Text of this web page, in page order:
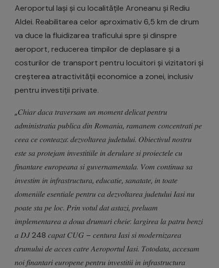
Aeroportul Iași și cu localitățile Aroneanu și Rediu
Aldei. Reabilitarea celor aproximativ 6,5 km de drum
va duce la fluidizarea traficului spre și dinspre
aeroport, reducerea timpilor de deplasare și a
costurilor de transport pentru locuitori și vizitatori și
creșterea atractivității economice a zonei, inclusiv
pentru investiții private.
„𝐶ℎ𝑖𝑎𝑟 𝑑𝑎𝑐𝑎‌ 𝑡𝑟𝑎𝑣𝑒𝑟𝑠𝑎‌𝑚 𝑢𝑛 𝑚𝑜𝑚𝑒𝑛𝑡 𝑑𝑒𝑙𝑖𝑐𝑎𝑡 𝑝𝑒𝑛𝑡𝑟𝑢
𝑎𝑑𝑚𝑖𝑛𝑖𝑠𝑡𝑟𝑎𝑡‌𝑖𝑎 𝑝𝑢𝑏𝑙𝑖𝑐𝑎‌ 𝑑𝑖𝑛 𝑅𝑜𝑚𝑎‌𝑛𝑖𝑎, 𝑟𝑎‌𝑚𝑎‌𝑛𝑒𝑚 𝑐𝑜𝑛𝑐𝑒𝑛𝑡𝑟𝑎𝑡‌𝑖 𝑝𝑒
𝑐𝑒𝑒𝑎 𝑐𝑒 𝑐𝑜𝑛𝑡𝑒𝑎𝑧𝑎‌: 𝑑𝑒𝑧𝑣𝑜𝑙𝑡𝑎𝑟𝑒𝑎 𝑗𝑢𝑑𝑒𝑡‌𝑢𝑙𝑢𝑖. 𝑂𝑏𝑖𝑒𝑐𝑡𝑖𝑣𝑢𝑙 𝑛𝑜𝑠𝑡𝑟𝑢
𝑒𝑠𝑡𝑒 𝑠𝑎‌ 𝑝𝑟𝑜𝑡𝑒𝑗𝑎‌𝑚 𝑖𝑛𝑣𝑒𝑠𝑡𝑖𝑡‌𝑖𝑖𝑙𝑒 𝑖‌𝑛 𝑑𝑒𝑟𝑢𝑙𝑎𝑟𝑒 𝑠‌𝑖 𝑝𝑟𝑜𝑖𝑒𝑐𝑡𝑒𝑙𝑒 𝑐𝑢
𝑓𝑖𝑛𝑎𝑛𝑡‌𝑎𝑟𝑒 𝑒𝑢𝑟𝑜𝑝𝑒𝑎𝑛𝑎‌ 𝑠‌𝑖 𝑔𝑢𝑣𝑒𝑟𝑛𝑎𝑚𝑒𝑛𝑡𝑎𝑙𝑎‌. 𝑉𝑜𝑚 𝑐𝑜𝑛𝑡𝑖𝑛𝑢𝑎 𝑠𝑎‌
𝑖𝑛𝑣𝑒𝑠𝑡𝑖𝑚 𝑖‌𝑛 𝑖𝑛𝑓𝑟𝑎𝑠𝑡𝑟𝑢𝑐𝑡𝑢𝑟𝑎‌, 𝑒𝑑𝑢𝑐𝑎𝑡‌𝑖𝑒, 𝑠𝑎‌𝑛𝑎‌𝑡𝑎𝑡𝑒, 𝑖‌𝑛 𝑡𝑜𝑎𝑡𝑒
𝑑𝑜𝑚𝑒𝑛𝑖𝑖𝑙𝑒 𝑒𝑠𝑒𝑛𝑡‌𝑖𝑎𝑙𝑒 𝑝𝑒𝑛𝑡𝑟𝑢 𝑐𝑎‌ 𝑑𝑒𝑧𝑣𝑜𝑙𝑡𝑎𝑟𝑒𝑎 𝑗𝑢𝑑𝑒𝑡‌𝑢𝑙𝑢𝑖 𝐼𝑎𝑠‌𝑖 𝑛𝑢
𝑝𝑜𝑎𝑡𝑒 𝑠𝑡𝑎 𝑝𝑒 𝑙𝑜𝑐. 𝑃𝑟𝑖𝑛 𝑣𝑜𝑡𝑢𝑙 𝑑𝑎𝑡 𝑎𝑠𝑡𝑎‌𝑧𝑖, 𝑝𝑟𝑒𝑙𝑢𝑎‌𝑚
𝑖𝑚𝑝𝑙𝑒𝑚𝑒𝑛𝑡𝑎𝑟𝑒𝑎 𝑎 𝑑𝑜𝑢𝑎‌ 𝑑𝑟𝑢𝑚𝑢𝑟𝑖 𝑐ℎ𝑒𝑖𝑒: 𝑙𝑎‌𝑟𝑔𝑖𝑟𝑒𝑎 𝑙𝑎 𝑝𝑎𝑡𝑟𝑢 𝑏𝑒𝑛𝑧𝑖
𝑎 𝐷𝐽 248 𝑐𝑎𝑝𝑎‌𝑡 𝐶𝑈𝐺 – 𝑐𝑒𝑛𝑡𝑢𝑟𝑎 𝐼𝑎𝑠‌𝑖 𝑠‌𝑖 𝑚𝑜𝑑𝑒𝑟𝑛𝑖𝑧𝑎𝑟𝑒𝑎
𝑑𝑟𝑢𝑚𝑢𝑙𝑢𝑖 𝑑𝑒 𝑎𝑐𝑐𝑒𝑠 𝑐𝑎‌𝑡𝑟𝑒 𝐴𝑒𝑟𝑜𝑝𝑜𝑟𝑡𝑢𝑙 𝐼𝑎𝑠‌𝑖. 𝑇𝑜𝑡𝑜𝑑𝑎𝑡𝑎‌, 𝑎𝑐𝑐𝑒𝑠𝑎‌𝑚
𝑛𝑜𝑖 𝑓𝑖𝑛𝑎𝑛𝑡‌𝑎‌𝑟𝑖 𝑒𝑢𝑟𝑜𝑝𝑒𝑛𝑒 𝑝𝑒𝑛𝑡𝑟𝑢 𝑖𝑛𝑣𝑒𝑠𝑡𝑖𝑡‌𝑖𝑖 𝑖‌𝑛 𝑖𝑛𝑓𝑟𝑎𝑠𝑡𝑟𝑢𝑐𝑡𝑢𝑟𝑎